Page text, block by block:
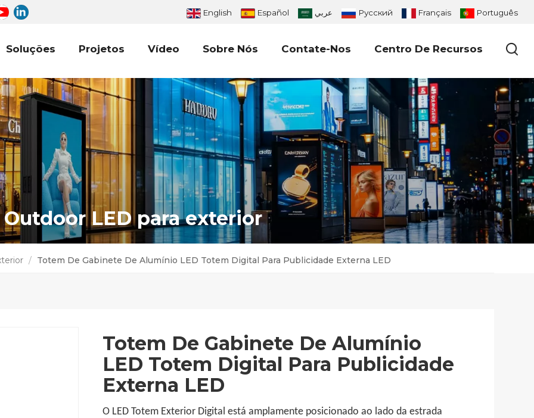
English Español عربي Русский Français Português
Soluções Projetos Vídeo Sobre Nós Contate-Nos Centro De Recursos
Outdoor LED para exterior
/ Totem De Gabinete De Alumínio LED Totem Digital Para Publicidade Externa LED
Totem De Gabinete De Alumínio
LED Totem Digital Para Publicidade
Externa LED
O LED Totem Exterior Digital está amplamente posicionado ao lado da estrada